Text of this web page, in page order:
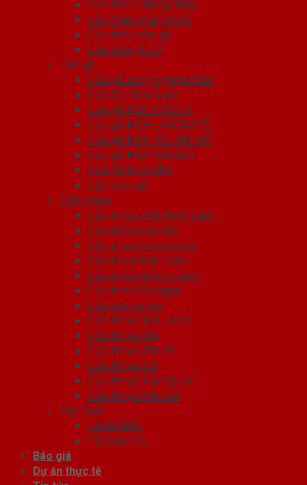
Cửa thép chống cháy
Cửa Thép Hàn Quốc
Cửa thép vân gỗ
Cửa vân gỗ 5D
Cửa gỗ
Cửa gỗ công nghiệp HDF
Cửa Gỗ Hàn Quốc
Cửa gỗ HDF VENEER
Cửa gỗ MDF LAMINATE
Cửa gỗ MDF MELAMINE
Cửa gỗ MDF VENEER
Cửa gỗ tự nhiên
Cửa vòm gỗ
Cửa nhựa
Cửa nhựa ABS Hàn Quốc
Cửa nhựa cao cấp
Cửa nhựa Composite
Cửa nhựa Đài Loan
Cửa nhựa ghép thanh
Cửa nhựa Sungyu
Cửa vòm nhựa
Cửa Nhựa Đài Loan
Cửa Nhựa Đẹp
Cửa Nhựa Giả Gỗ
Cửa Nhựa Gỗ
Cửa Nhựa Hàn Quốc
Cửa Nhựa Vân Gỗ
Nội thất
Tủ Kệ Bếp
Tủ Quần Áo
Báo giá
Dự án thực tế